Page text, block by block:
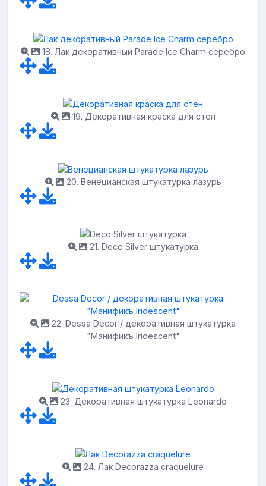
18. Лак декоративный Parade Ice Charm серебро
19. Декоративная краска для стен
20. Венецианская штукатурка лазурь
21. Deco Silver штукатурка
22. Dessa Decor / декоративная штукатурка
"Манификъ Iridescent"
23. Декоративная штукатурка Leonardo
24. Лак Decorazza craquelure